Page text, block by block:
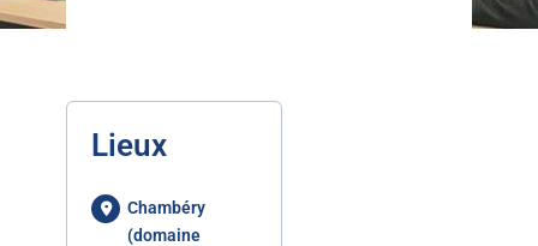
Lieux
Chambéry
(domaine